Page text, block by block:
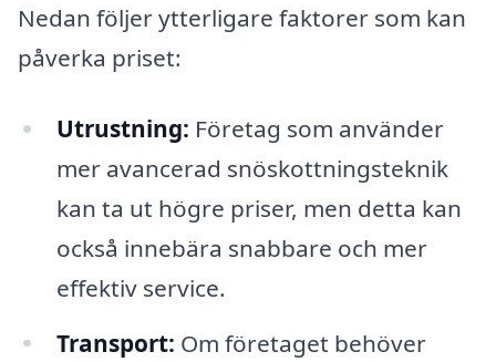
Nedan följer ytterligare faktorer som kan
påverka priset:
Utrustning: Företag som använder
mer avancerad snöskottningsteknik
kan ta ut högre priser, men detta kan
också innebära snabbare och mer
effektiv service.
Transport: Om företaget behöver